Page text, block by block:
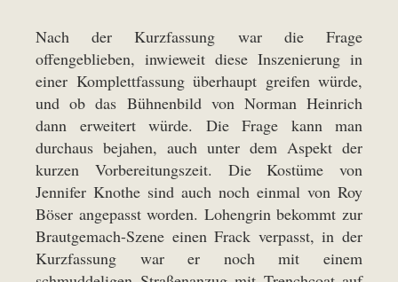
Nach der Kurzfassung war die Frage
offengeblieben, inwieweit diese Inszenierung in
einer Komplettfassung überhaupt greifen würde,
und ob das Bühnenbild von Norman Heinrich
dann erweitert würde. Die Frage kann man
durchaus bejahen, auch unter dem Aspekt der
kurzen Vorbereitungszeit. Die Kostüme von
Jennifer Knothe sind auch noch einmal von Roy
Böser angepasst worden. Lohengrin bekommt zur
Brautgemach-Szene einen Frack verpasst, in der
Kurzfassung war er noch mit einem